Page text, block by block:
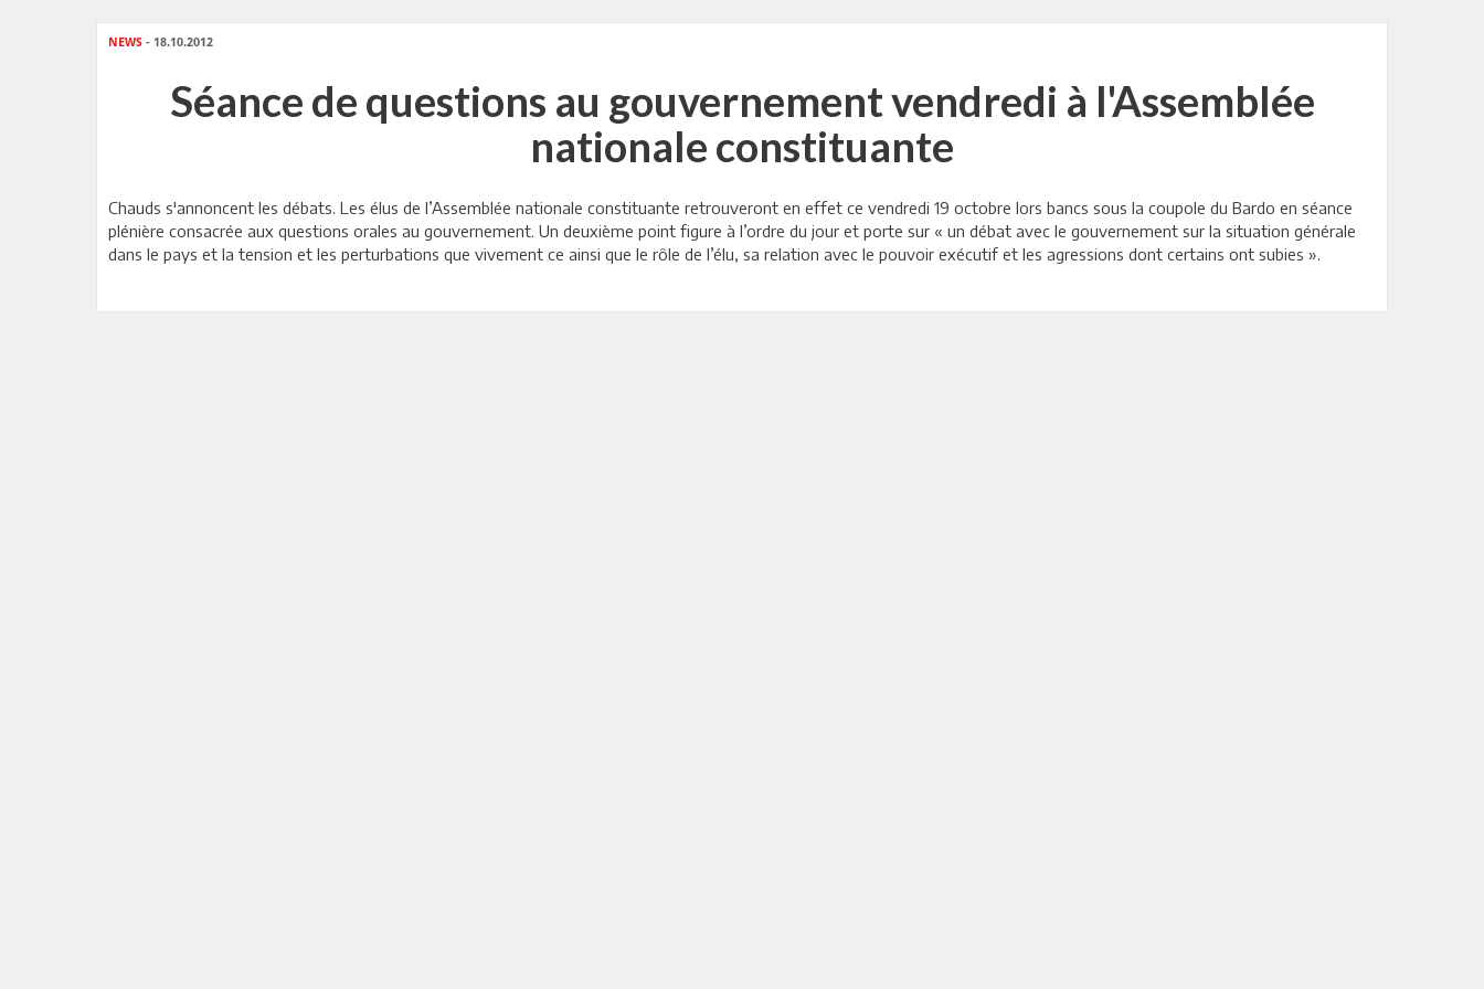
NEWS - 18.10.2012
Séance de questions au gouvernement vendredi à l'Assemblée
nationale constituante
Chauds s'annoncent les débats. Les élus de l’Assemblée nationale constituante retrouveront en effet ce vendredi 19 octobre lors bancs sous la coupole du Bardo en séance
plénière consacrée aux questions orales au gouvernement. Un deuxième point figure à l’ordre du jour et porte sur « un débat avec le gouvernement sur la situation générale
dans le pays et la tension et les perturbations que vivement ce ainsi que le rôle de l’élu, sa relation avec le pouvoir exécutif et les agressions dont certains ont subies ».